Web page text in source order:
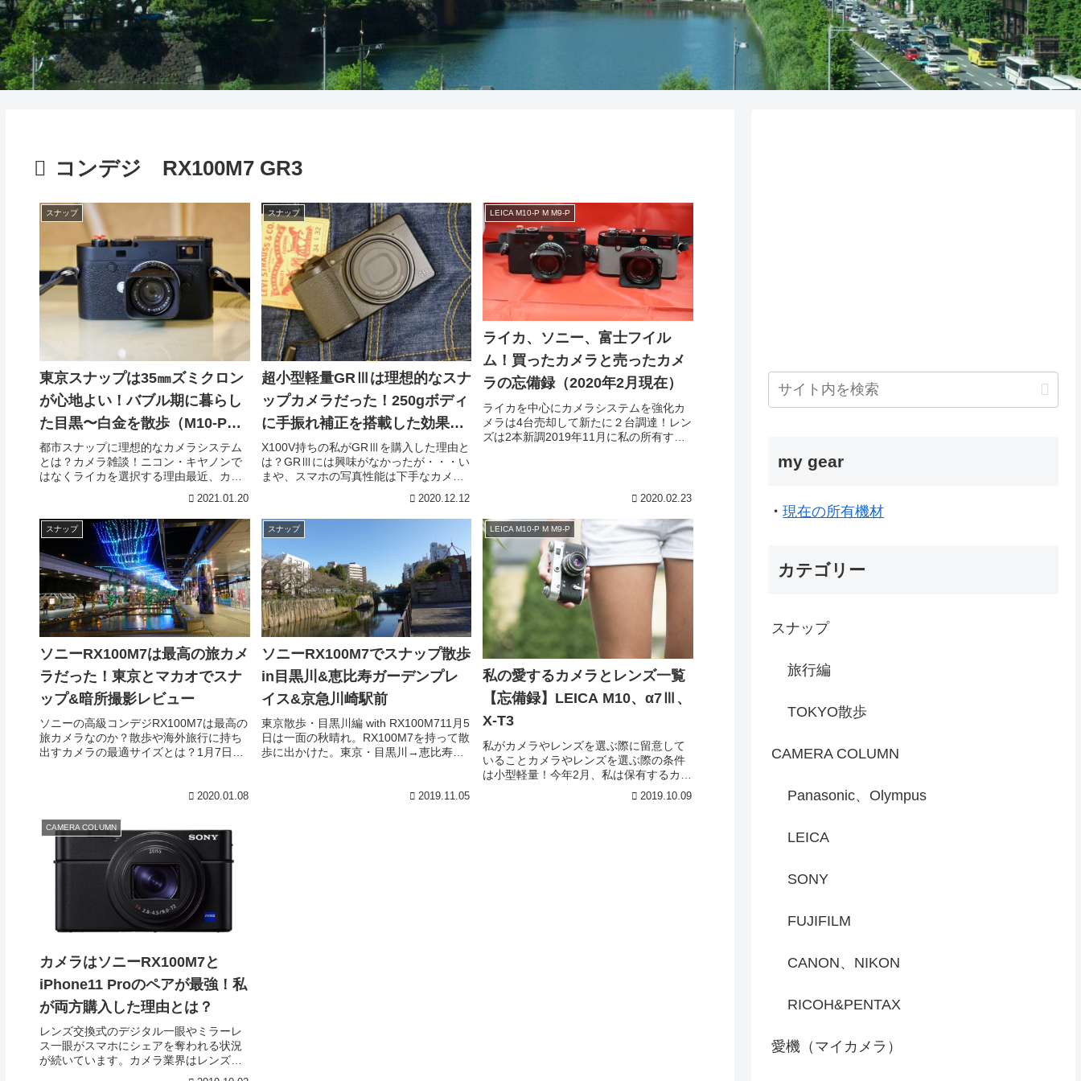
コンデジ RX100M7 GR3
スナップ
東京スナップは35㎜ズミクロン
が心地よい！バブル期に暮らし
た目黒〜白金を散歩（M10-Pと
Summicron-M 35mm F2
ASPH.の作例） 目黒駅〜白金
都市スナップに理想的なカメラシステム
とは？カメラ雑談！ニコン・キヤノンで
はなくライカを選択する理由最近、カメ
風情だ。とくに心配なのはニコン。キヤ
ノンは安く作って高く売る商法が功を奏
しているのか、なんとか今年下期は業績
予想を上方修正している。一方、ニコン
は映像事業の営業利益が昨年3月期に171
億円の赤字転落。2021年3月期も450億円
の大赤字を見込んでいる。ミラーレス分
野におけるソニー独走に対抗できるのは
キヤノン1社という業界図が鮮明になっ
た。競争なきところに発展はないので、
ニコンも何とか盛り返して欲しいが、東
洋経済に掲載された池上博敬・ニコン常
務執行役員の...
2021.01.20
スナップ
超小型軽量GRⅢは理想的なスナ
ップカメラだった！250gボディ
に手振れ補正を搭載した効果は
絶大・作例あり
X100V持ちの私がGRⅢを購入した理由と
は？GRⅢには興味がなかったが・・・い
まや、スマホの写真性能は下手なカメラ
わざ高いお金を払ってカメラを買う理由
はなくなってきた。それでもカメラを買
う理由。私の場合、まずはカメラを持つ
喜び、撮影する喜びがある。それゆえ、
カメラにはデザイン性を求める。カメラ
にとってデザインは重要な性能だと考え
ている。もうひとつは安全性だ。スマホ
は写真性能が進化したとはいえ、”個人情
報の塊”だ。安心できる場所で撮影する分
にはスマホでもいいだろう。しかし、海
外や不特定多数が行き交う場所では”個人
情報の塊”で無邪気に撮影するのは危険
だ。カメラ...
2020.12.12
LEICA M10-P M M9-P
ライカ、ソニー、富士フイル
ム！買ったカメラと売ったカメ
ラの忘備録（2020年2月現在）
ライカを中心にカメラシステムを強化カ
メラは4台売却して新たに２台調達！レン
ズは2本新調2019年11月に私の所有する
と思います。今回の入れ替えは、私にと
ます。まず売却したカメラは・・・・ 富
士フイルムX-T30 富士フイルムX-E3 ソニ
ーRX100M5 Leica C-LUX一方、新たに購
入したカメラは・・・ Leica
M（Typ240） 富士フイルムX100V富士フ
イルムの新型コンデジX100Vを予約注文
したので、おそらく稼働率が低下しそう
なコン...
2020.02.23
スナップ
ソニーRX100M7は最高の旅カメ
ラだった！東京とマカオでスナ
ップ&暗所撮影レビュー
ソニーの高級コンデジRX100M7は最高の
旅カメラなのか？散歩や海外旅行に持ち
出すカメラの最適サイズとは？1月7日に
2月中旬に発売すると発表しました。（プ
撮影現場に求められる高い性能を備えた
というだけあって、ほぼ文句なしの高性
能モデルですが、価格は報道機関など法
人需要を想定しているのか、当初の実売
価格は税込み72万円と予測されていま
す。お値段も高級ですが、重さも凄い。
従来機種「EOS-1D X Mark II」（2016年
4月発売）より約90g軽量化したとはい...
2020.01.08
スナップ
ソニーRX100M7でスナップ散歩
in目黒川&恵比寿ガーデンプレ
イス&京急川崎駅前
東京散歩・目黒川編 with RX100M711月5
日は一面の秋晴れ。RX100M7を持って散
歩に出かけた。東京・目黒川→恵比寿→
のズームが広いため、その恩恵も感じた
2019.11.05
LEICA M10-P M M9-P
私の愛するカメラとレンズ一覧
【忘備録】LEICA M10、α7Ⅲ、
X-T3
私がカメラやレンズを選ぶ際に留意して
いることカメラやレンズを選ぶ際の条件
は小型軽量！今年2月、私は保有するカメ
ラを当ブログで紹介しました。あれから8
ヵ月余り、今年は買い替えや追加購入を
2019.10.09
CAMERA COLUMN
カメラはソニーRX100M7と
iPhone11 Proのペアが最強！私
が両方購入した理由とは？
レンズ交換式のデジタル一眼やミラーレ
ス一眼がスマホにシェアを奪われる状況
が続いています。カメラ業界はレンズ交
換式カメラの逆襲に試行錯誤を繰り返し
my gear
・現在の所有機材
カテゴリー
スナップ
旅行編
TOKYO散歩
CAMERA COLUMN
Panasonic、Olympus
LEICA
SONY
FUJIFILM
CANON、NIKON
RICOH&PENTAX
愛機（マイカメラ）